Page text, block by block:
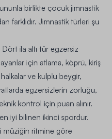
birlikte çocuk jimnastik
farklıdır. Jimnastik türleri şu
ila altı tür egzersiz
için atlama, köprü, kiriş
ve kulplu beygir,
egzersizlerin zorluğu,
kontrol için puan alınır.
iyi bilinen ikinci spordur.
müziğin ritmine göre